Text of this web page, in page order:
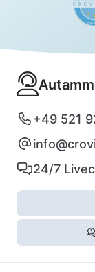
+49 521
24/7